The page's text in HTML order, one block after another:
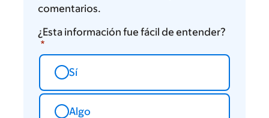
comentarios.
¿Esta información fue fácil de entender?
Sí
Algo